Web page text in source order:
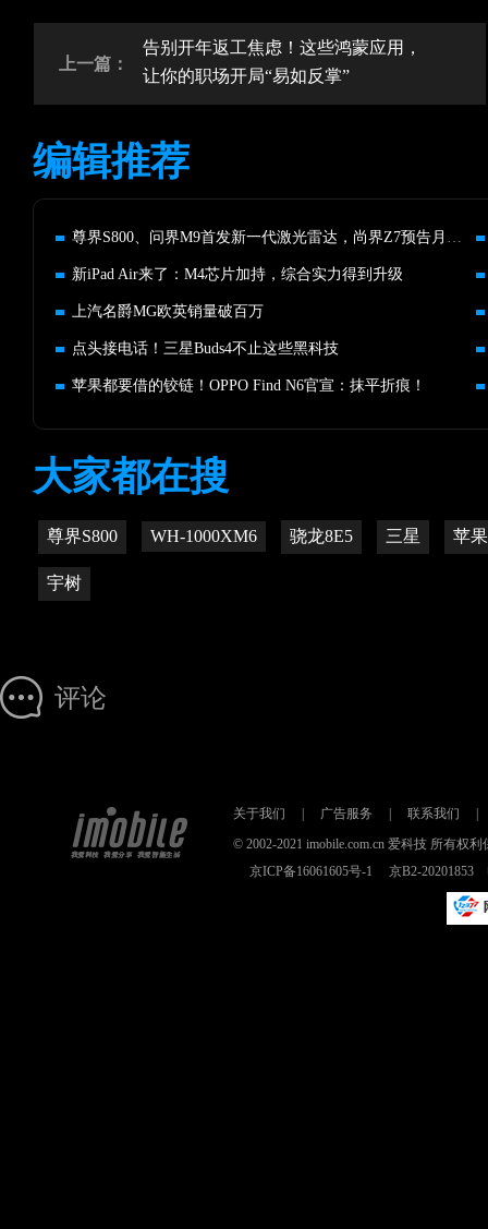
上一篇：
告别开年返工焦虑！这些鸿蒙应用，
让你的职场开局“易如反掌”
编辑推荐
尊界S800、问界M9首发新一代激光雷达，尚界Z7预告月底见
新iPad Air来了：M4芯片加持，综合实力得到升级
上汽名爵MG欧英销量破百万
点头接电话！三星Buds4不止这些黑科技
苹果都要借的铰链！OPPO Find N6官宣：抹平折痕！
大家都在搜
尊界S800 WH-1000XM6 骁龙8E5 三星 苹果
宇树
评论
关于我们 广告服务 联系我们
© 2002-2021 imobile.com.cn 爱科技 所有权
京ICP备16061605号-1
京B2-20201853